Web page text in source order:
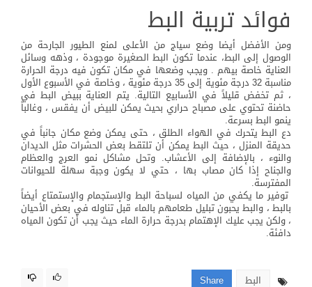
فوائد تربية البط
ومن الأفضل أيضا وضع سياج من الأعلى لمنع الطيور الجارحة من
الوصول إلى البط، عندما تكون البط الصغيرة موجودة ، وذهه وسائل
العناية خاصة بيهم . ويجب وضعها في مكان تكون فيه درجة الحرارة
مناسبة 32 درجة مئوية إلى 35 درجة مئوية ، وخاصة في الأسبوع الأول
، ثم تخفض قليلاً في الأسابيع التالية. يتم العناية ببيض البط في
حاضنة تحتوي على مصباح حراري بحيث يمكن للبيض أن يفقس ، وغالباً
ينمو البط بسرعة.
دع البط يتحرك في الهواء الطلق ، حتى يمكن وضع مكان جانباً في
حديقة المنزل ، حيث البط يمكن أن تلتقط بعض الحشرات مثل الديدان
والنوء ، بالإضافة إلى الأعشاب. وتحل مشاكل نمو العرج والعظام
والجناح إذا كان مصاب بها ، حتي لا يكون وجبة سهلة للحيوانات
المفترسة.
توفير ما يكفي من المياه لسباحة البط والإستجمام والإستمتاع أيضاً
بالبط ، والبط يحبون تبليل طعامهم بالماء قبل تناوله في بعض الأحيان
، ولكن يجب عليك الإهتمام بدرجة حرارة الماء حيث يجب أن تكون المياه
دافئة.
البط Share